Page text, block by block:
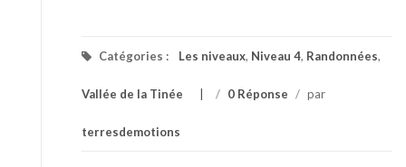
Catégories : Les niveaux, Niveau 4, Randonnées,
Vallée de la Tinée / 0 Réponse / par
terresdemotions